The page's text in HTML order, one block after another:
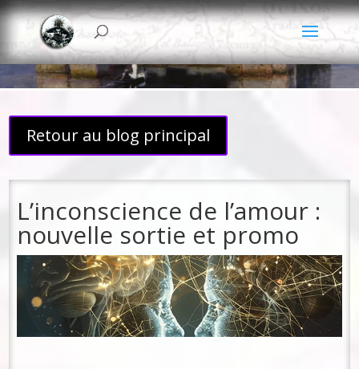
Retour au blog principal
L’inconscience de l’amour :
nouvelle sortie et promo